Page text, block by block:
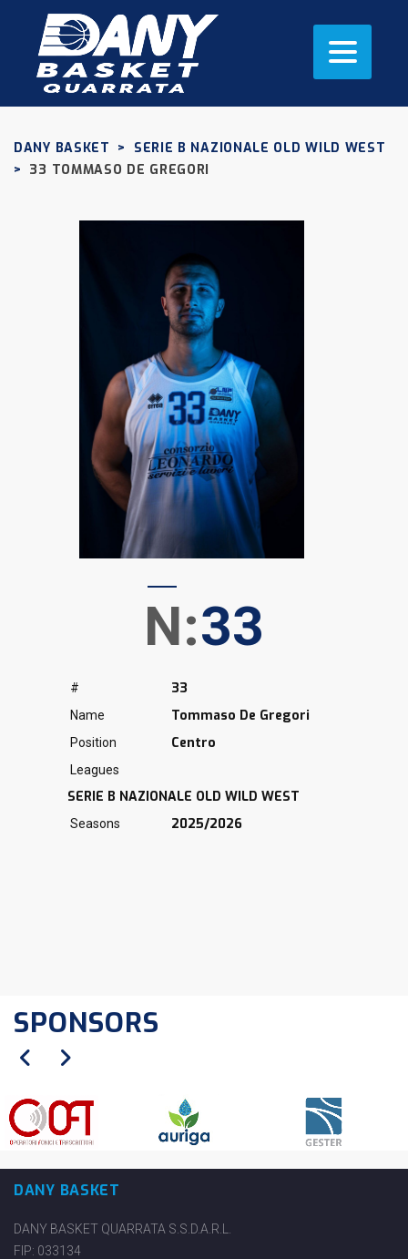
DANY BASKET >
SERIE B NAZIONALE OLD WILD WEST
> 33 TOMMASO DE GREGORI
N:33
# 33
Name Tommaso De Gregori
Position Centro
Leagues
SERIE B NAZIONALE OLD WILD WEST
Seasons 2025/2026
SPONSORS
DANY BASKET
DANY BASKET QUARRATA S.S.D.A.R.L.
FIP: 033134